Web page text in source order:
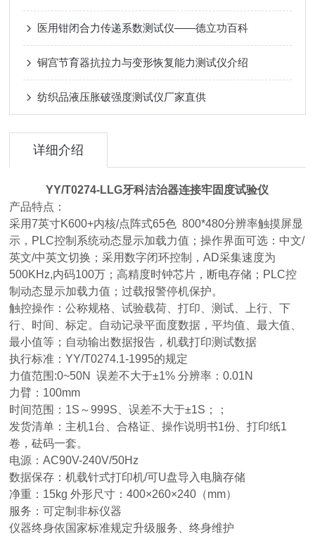
医用钳闭合力传递系数测试仪——德立功百科
铜宫节育器抗拉力与变形恢复能力测试仪介绍
纺织品液压胀破强度测试仪厂家直供
详细介绍
YY/T0274-LLG牙科洁治器连接牢固度试验仪
产品特点：
采用7英寸K600+内核/点阵式65色 800*480分辨率触摸屏显
示，PLC控制系统动态显示加载力值；操作界面可选：中文/
英文/中英文切换；采用数字闭环控制，AD采集速度为
500KHz,内码100万；高精度时钟芯片，断电存储；PLC控
制动态显示加载力值；过载报警停机保护。
触控操作：公称规格、试验载荷、打印、测试、上行、下
行、时间、标定。自动记录平面度数据，平均值、最大值、
最小值等；自动输出数据报告，机载打印测试数据
执行标准：YY/T0274.1-1995的规定
力值范围:0~50N 误差不大于±1% 分辨率：0.01N
力臂：100mm
时间范围：1S～999S、误差不大于±1S；；
发货清单：主机1台、合格证、操作说明书1份、打印纸1
卷，砝码一套。
电源：AC90V-240V/50Hz
数据保存：机载针式打印机/可U盘导入电脑存储
净重：15kg 外形尺寸：400×260×240（mm）
服务：可定制非标仪器
仪器终身依国家标准规定升级服务、终身维护